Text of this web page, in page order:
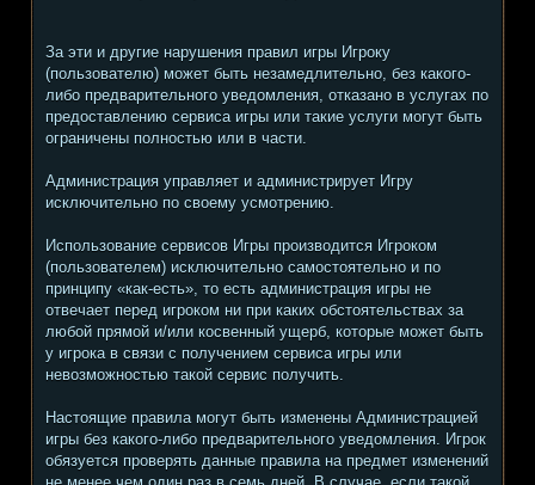
За эти и другие нарушения правил игры Игроку
(пользователю) может быть незамедлительно, без какого-
либо предварительного уведомления, отказано в услугах по
предоставлению сервиса игры или такие услуги могут быть
ограничены полностью или в части.
Администрация управляет и администрирует Игру
исключительно по своему усмотрению.
Использование сервисов Игры производится Игроком
(пользователем) исключительно самостоятельно и по
принципу «как-есть», то есть администрация игры не
отвечает перед игроком ни при каких обстоятельствах за
любой прямой и/или косвенный ущерб, которые может быть
у игрока в связи с получением сервиса игры или
невозможностью такой сервис получить.
Настоящие правила могут быть изменены Администрацией
игры без какого-либо предварительного уведомления. Игрок
обязуется проверять данные правила на предмет изменений